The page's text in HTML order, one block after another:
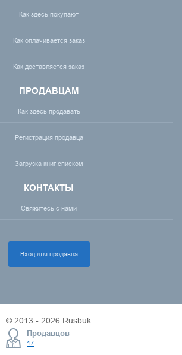
Как здесь покупают
Как оплачивается заказ
Как доставляется заказ
ПРОДАВЦАМ
Как здесь продавать
Регистрация продавца
Загрузка книг списком
КОНТАКТЫ
Свяжитесь с нами
Вход для продавца
© 2013 - 2026 Rusbuk
Продавцов
17